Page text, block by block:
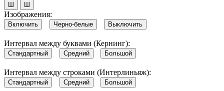
Ш Ш
Изображения:
Включить Черно-белые Выключить
Интервал между буквами (Кернинг):
Стандартный Средний Большой
Интервал между строками (Интерлиньяж):
Стандартный Средний Большой